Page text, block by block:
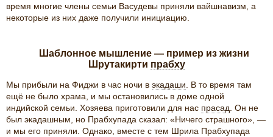
время многие члены семьи Васудевы приняли вайшнавизм, а
некоторые из них даже получили инициацию.
Шаблонное мышление — пример из жизни
Шрутакирти прабху
Мы прибыли на Фиджи в час ночи в экадаши . В то время там
ещё не было храма, и мы остановились в доме одной
индийской семьи. Хозяева приготовили для нас прасад . Он не
был экадашным, но Прабхупада сказал: «Ничего страшного», —
и мы его приняли. Однако, вместе с тем Шрила Прабхупада